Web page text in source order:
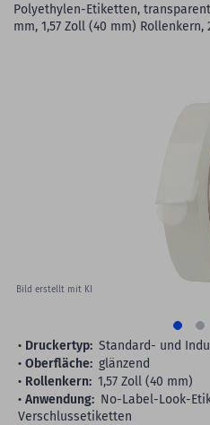
Bild erstellt mit KI
Polyethylen-Etiketten,
mm, 1,57 Zoll (40 mm)
Druckertyp: Standard- und
Oberfläche: glänzend
Rollenkern: 1,57 Zoll (40 mm)
Anwendung: No-Label-Look-
Verschlussetiketten